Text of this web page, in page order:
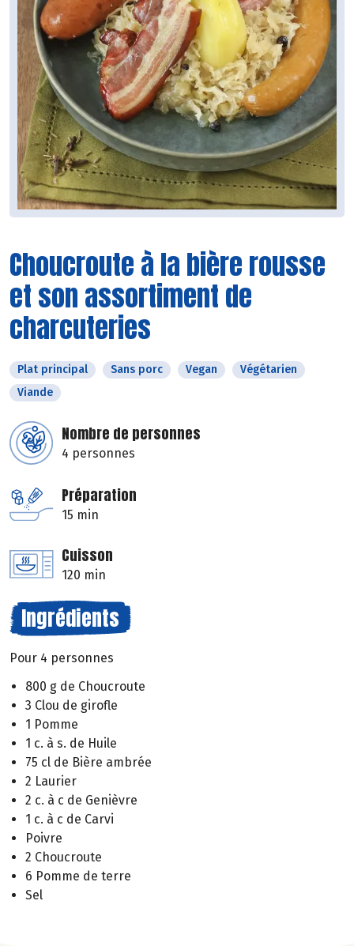
Choucroute à la bière rousse
et son assortiment de
charcuteries
Plat principal Sans porc Vegan
Végétarien
Viande
Nombre de personnes
4 personnes
Préparation
15 min
Cuisson
120 min
Ingrédients
Pour 4 personnes
800 g de Choucroute
3 Clou de girofle
1 Pomme
1 c. à s. de Huile
75 cl de Bière ambrée
2 Laurier
2 c. à c de Genièvre
1 c. à c de Carvi
Poivre
2 Choucroute
6 Pomme de terre
Sel